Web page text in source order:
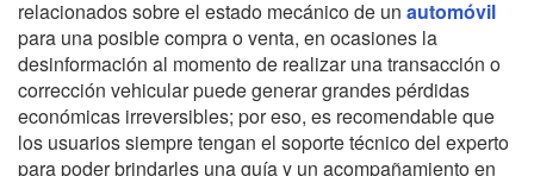
relacionados sobre el estado mecánico de un automóvil
para una posible compra o venta, en ocasiones la
desinformación al momento de realizar una transacción o
corrección vehicular puede generar grandes pérdidas
económicas irreversibles; por eso, es recomendable que
los usuarios siempre tengan el soporte técnico del experto
para poder brindarles una guía y un acompañamiento en